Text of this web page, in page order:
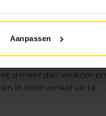
Aanpassen
u meer dan welkom
in onze winkel uit te